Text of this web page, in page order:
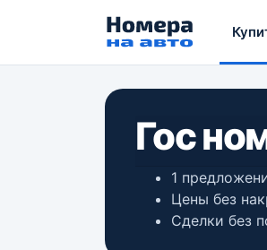
Гос
1
Цены без
Сделки без